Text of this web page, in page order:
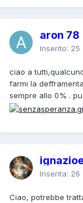
aron 78
Inserito: 25
ciao a
farmi la
sempre allo 0% .
Inserita: 26
Ciao, potrebbe